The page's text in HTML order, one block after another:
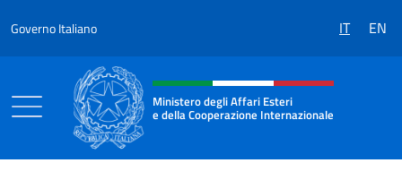
Governo Italiano IT EN
Intestazione sito, social e menù
Ministero degli Affari Esteri
e della Cooperazione Internazionale